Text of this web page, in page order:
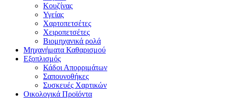
Κουζίνας
Υγείας
Χαρτοπετσέτες
Χειροπετσέτες
Βιομηχανικά ρολά
Μηχανήματα Καθαρισμού
Εξοπλισμός
Κάδοι Απορριμάτων
Σαπουνοθήκες
Συσκευές Χαρτικών
Οικολογικά Προϊόντα